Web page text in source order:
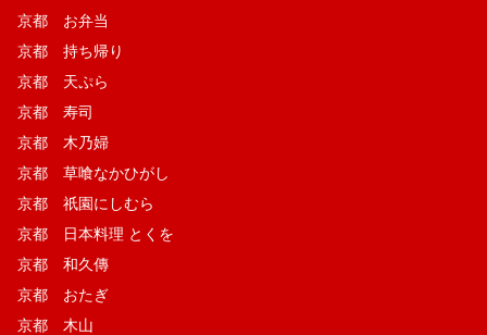
京都 お弁当
京都 持ち帰り
京都 天ぷら
京都 寿司
京都 木乃婦
京都 草喰なかひがし
京都 祇園にしむら
京都 日本料理 とくを
京都 和久傳
京都 おたぎ
京都 木山